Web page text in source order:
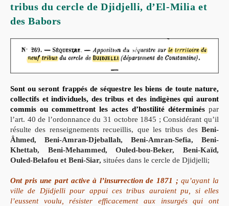
tribus du cercle de Djidjelli, d’El-Milia et
des Babors
Sont ou seront frappés de séquestre les biens de toute nature,
collectifs et individuels, des tribus et des indigènes qui auront
commis ou commettront les actes d’hostilité déterminés par
l’art. 40 de l’ordonnance du 31 octobre 1845 ;Considérant qu’il
résulte des renseignements recueillis, que les tribus des Beni-
Âhmed, Beni-Amran-Djeballah, Beni-Amran-Sefia, Beni-
Khettab, Beni-Mehammed, Ouled-bou-Beker, Beni-Kaïd,
Ouled-Belafou et Beni-Siar, situées dans le cercle de Djidjelli;
Ont pris une part active à l’insurrection de 1871 ;qu’ayant la
ville de Djidjelli pour appui ces tribus auraient pu, si elles
l’eussent voulu, résister efficacement aux insurgés qui ont